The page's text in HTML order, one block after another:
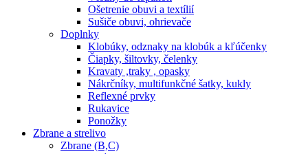
Ošetrenie obuvi a textílií
Sušiče obuvi, ohrievače
Doplnky
Klobúky, odznaky na klobúk a kľúčenky
Čiapky, šiltovky, čelenky
Kravaty ,traky , opasky
Nákrčníky, multifunkčné šatky, kukly
Reflexné prvky
Rukavice
Ponožky
Zbrane a strelivo
Zbrane (B,C)